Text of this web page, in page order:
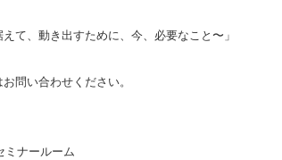
て、動き出すために、今、必要なこと〜」
問い合わせください。
ナールーム